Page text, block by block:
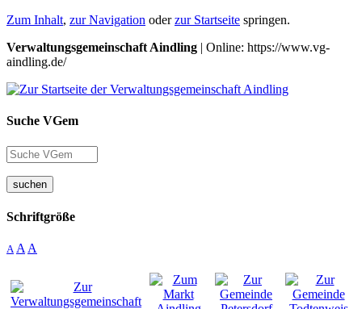
Zum Inhalt, zur Navigation oderzur Startseite springen.
Verwaltungsgemeinschaft Aindling | Online: https://www.vg-
aindling.de/
Suche VGem
suchen
Schriftgröße
A A A